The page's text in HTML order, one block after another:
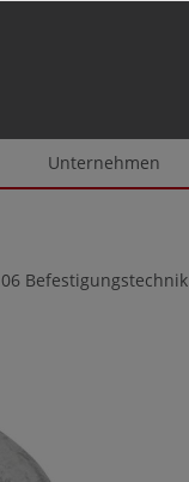
Unternehmen
06 Befestigungstechnik